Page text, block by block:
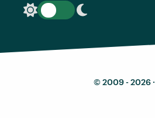
© 2009 - 2026 ·